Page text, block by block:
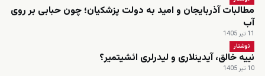
مطالبات آذربایجان و امید به دولت پزشکیان؛ چون حبابی بر روی
آب
11 تیر 1405
نوشتار
نییه خالق، آیدینلاری و لیدرلری ائشیتمیر؟
10 تیر 1405